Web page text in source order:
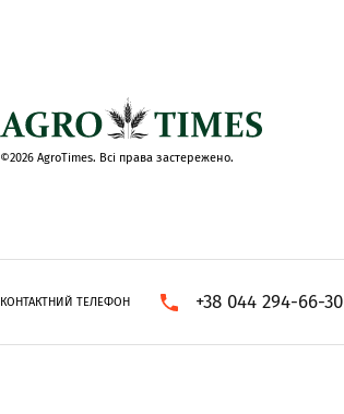
©2026 AgroTimes. Всі права застережено.
КОНТАКТНИЙ ТЕЛЕФОН +38 044 294-66-30